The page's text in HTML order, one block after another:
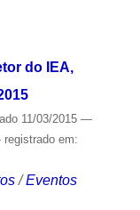
do IEA,
11/03/2015 —
em:
/Eventos